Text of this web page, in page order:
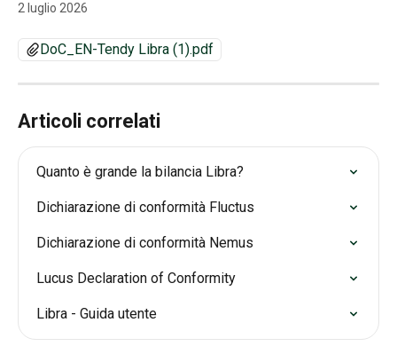
2 luglio 2026
DoC_EN-Tendy Libra (1).pdf
Articoli correlati
Quanto è grande la bilancia Libra?
Dichiarazione di conformità Fluctus
Dichiarazione di conformità Nemus
Lucus Declaration of Conformity
Libra - Guida utente